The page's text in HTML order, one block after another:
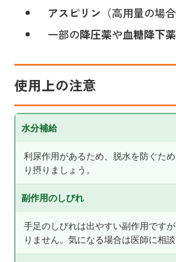
アスピリン （高用量の場合
一部の降圧薬や血糖降下薬
使用上の注意
水分補給
利尿作用があるため、脱水を防ぐた
り摂りましょう。
副作用のしびれ
手足のしびれは出やすい副作用です
りません。気になる場合は医師に相談